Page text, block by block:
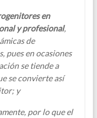
en
y profesional,
de
pues en ocasiones
se tiende a
se convierte así
y
por lo que el